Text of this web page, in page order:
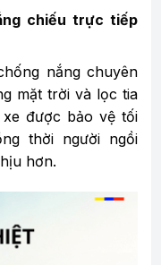
chiếu trực tiếp
nắng chuyên
mặt trời và lọc tia
được bảo vệ tối
thời người ngồi
hơn.